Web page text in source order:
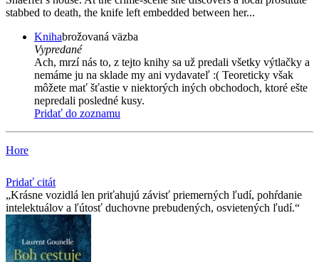
stabbed to death, the knife left embedded between her...
Knihabrožovaná väzba
Vypredané
Ach, mrzí nás to, z tejto knihy sa už predali všetky výtlačky a
nemáme ju na sklade my ani vydavateľ :( Teoreticky však
môžete mať šťastie v niektorých iných obchodoch, ktoré ešte
nepredali posledné kusy.
Pridať do zoznamu
Hore
Pridať citát
Krásne vozidlá len priťahujú závisť priemerných ľudí, pohŕdanie
intelektuálov a ľútosť duchovne prebudených, osvietených ľudí.